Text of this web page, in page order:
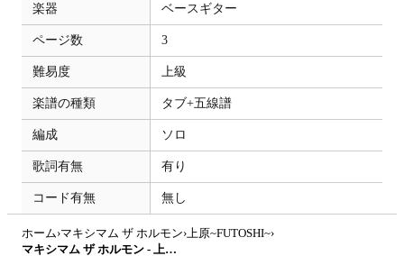
楽器 ベースギター
ページ数 3
難易度 上級
楽譜の種類 タブ+五線譜
編成 ソロ
歌詞有無 有り
コード有無 無し
ホーム›マキシマム ザ ホルモン› 上原~FUTOSHI~›
マキシマム ザ ホルモン - 上原〜FUTOSHI〜 (ベース/TAB/マキシマムザホルモン) by TARUO's Bass_Score